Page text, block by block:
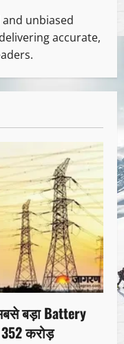
unbiased
accurate,
बड़ा Battery
करोड़